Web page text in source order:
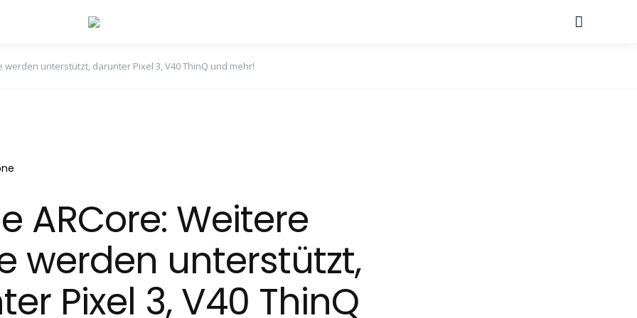
werden unterstützt, darunter Pixel 3, V40 ThinQ und mehr!
ARCore: Weitere
werden unterstützt,
Pixel 3, V40 ThinQ